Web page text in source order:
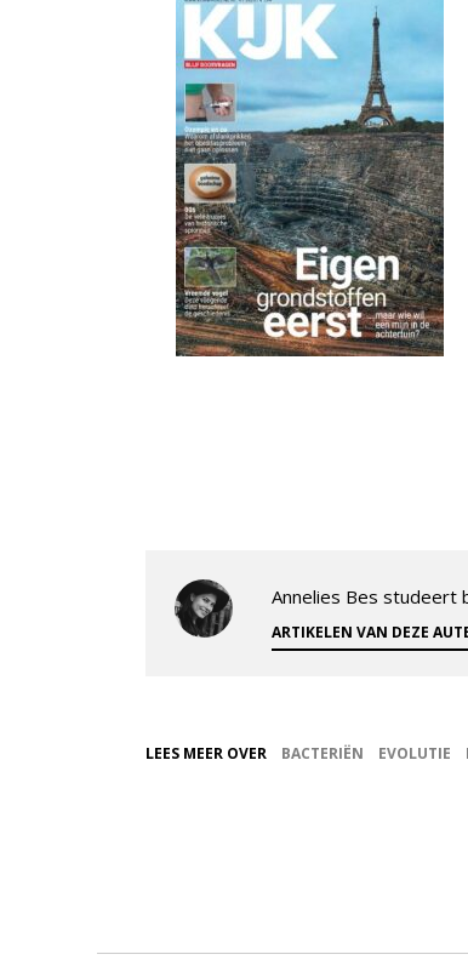
Annelies Bes studeert
ARTIKELEN VAN DEZE
LEES MEER OVER BACTERIËN EVOLUTIE